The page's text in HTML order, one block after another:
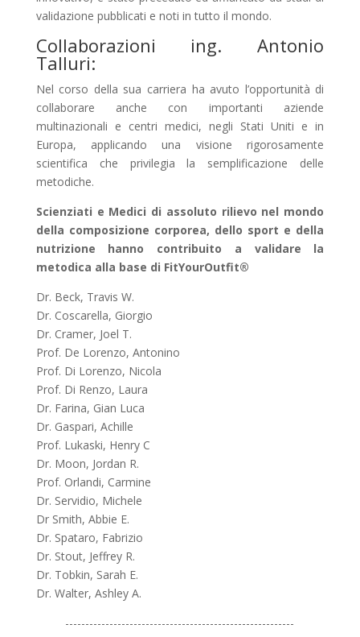
validazione pubblicati e noti in tutto il mondo.
Collaborazioni ing. Antonio
Talluri:
Nel corso della sua carriera ha avuto l’opportunità di
collaborare anche con importanti aziende
multinazionali e centri medici, negli Stati Uniti e in
Europa, applicando una visione rigorosamente
scientifica che privilegia la semplificazione delle
metodiche.
Scienziati e Medici di assoluto rilievo nel mondo
della composizione corporea, dello sport e della
nutrizione hanno contribuito a validare la
metodica alla base di FitYourOutfit®
Dr. Beck, Travis W.
Dr. Coscarella, Giorgio
Dr. Cramer, Joel T.
Prof. De Lorenzo, Antonino
Prof. Di Lorenzo, Nicola
Prof. Di Renzo, Laura
Dr. Farina, Gian Luca
Dr. Gaspari, Achille
Prof. Lukaski, Henry C
Dr. Moon, Jordan R.
Prof. Orlandi, Carmine
Dr. Servidio, Michele
Dr Smith, Abbie E.
Dr. Spataro, Fabrizio
Dr. Stout, Jeffrey R.
Dr. Tobkin, Sarah E.
Dr. Walter, Ashley A.
---------------------------------------------------------